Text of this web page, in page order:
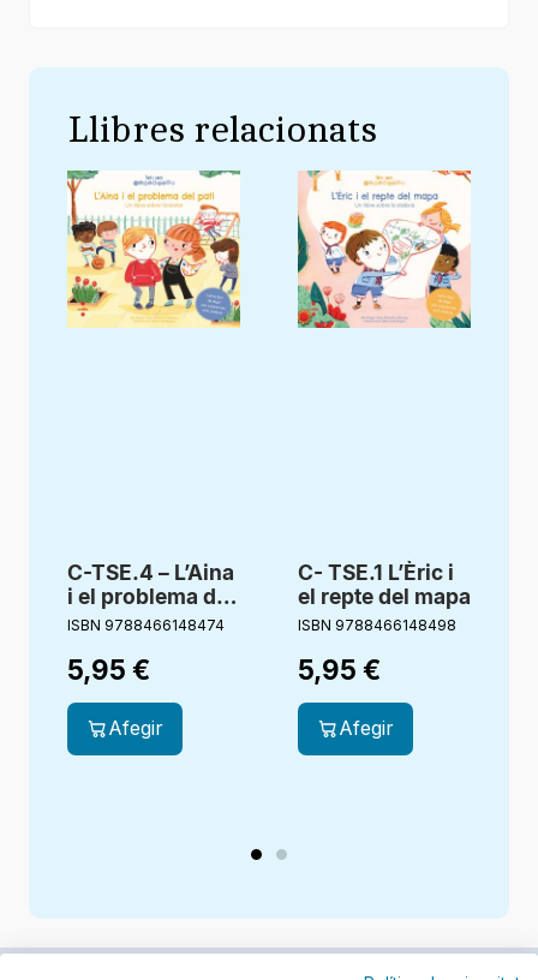
Llibres relacionats
C-TSE.4 – L’Aina
i el problema del
pati
ISBN 9788466148474
5,95 €
Afegir
C- TSE.1 L’Èric i
el repte del mapa
ISBN 9788466148498
5,95 €
Afegir